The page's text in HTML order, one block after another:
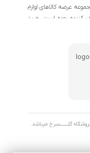
عرضه کالاهای لوازم
کننده بوده است. خرید
آسان ومطمئن صورت می
تر و با شرایط بهتر
گلـــــــسرخ میباشد.